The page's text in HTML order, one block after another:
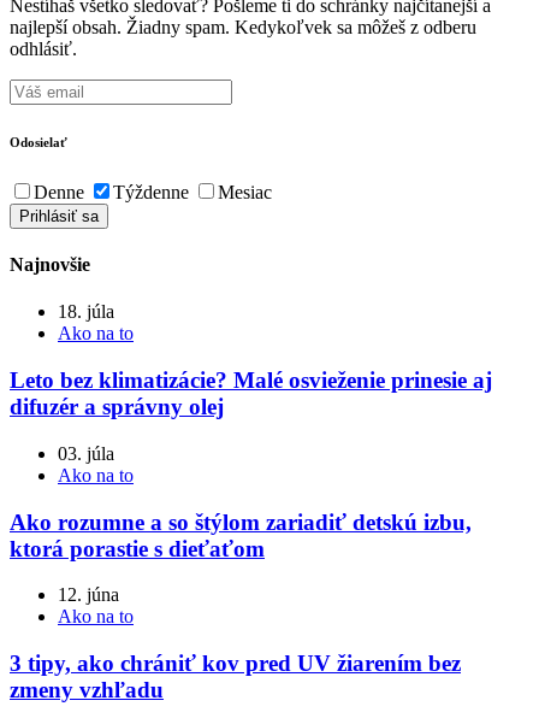
Nestíhaš všetko sledovať? Pošleme ti do schránky najčítanejší a
najlepší obsah. Žiadny spam. Kedykoľvek sa môžeš z odberu
odhlásiť.
Odosielať
Denne Týždenne Mesiac
Najnovšie
18. júla
Ako na to
Leto bez klimatizácie? Malé osvieženie prinesie aj
difuzér a správny olej
03. júla
Ako na to
Ako rozumne a so štýlom zariadiť detskú izbu,
ktorá porastie s dieťaťom
12. júna
Ako na to
3 tipy, ako chrániť kov pred UV žiarením bez
zmeny vzhľadu